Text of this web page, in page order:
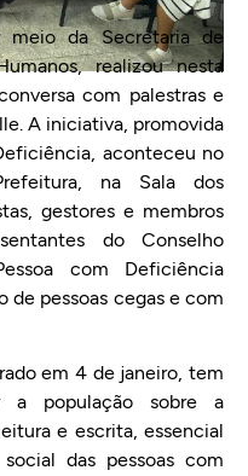
meio da Secretaria de
realizou nesta
com palestras e
A iniciativa, promovida
aconteceu no
na Sala dos
gestores e membros
do Conselho
com Deficiência
de pessoas cegas e com
em 4 de janeiro, tem
a população sobre a
e escrita, essencial
das pessoas com